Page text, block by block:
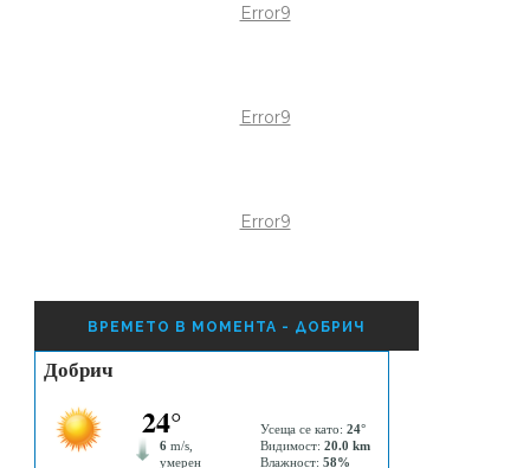
Error9
Error9
Error9
ВРЕМЕТО В МОМЕНТА - ДОБРИЧ